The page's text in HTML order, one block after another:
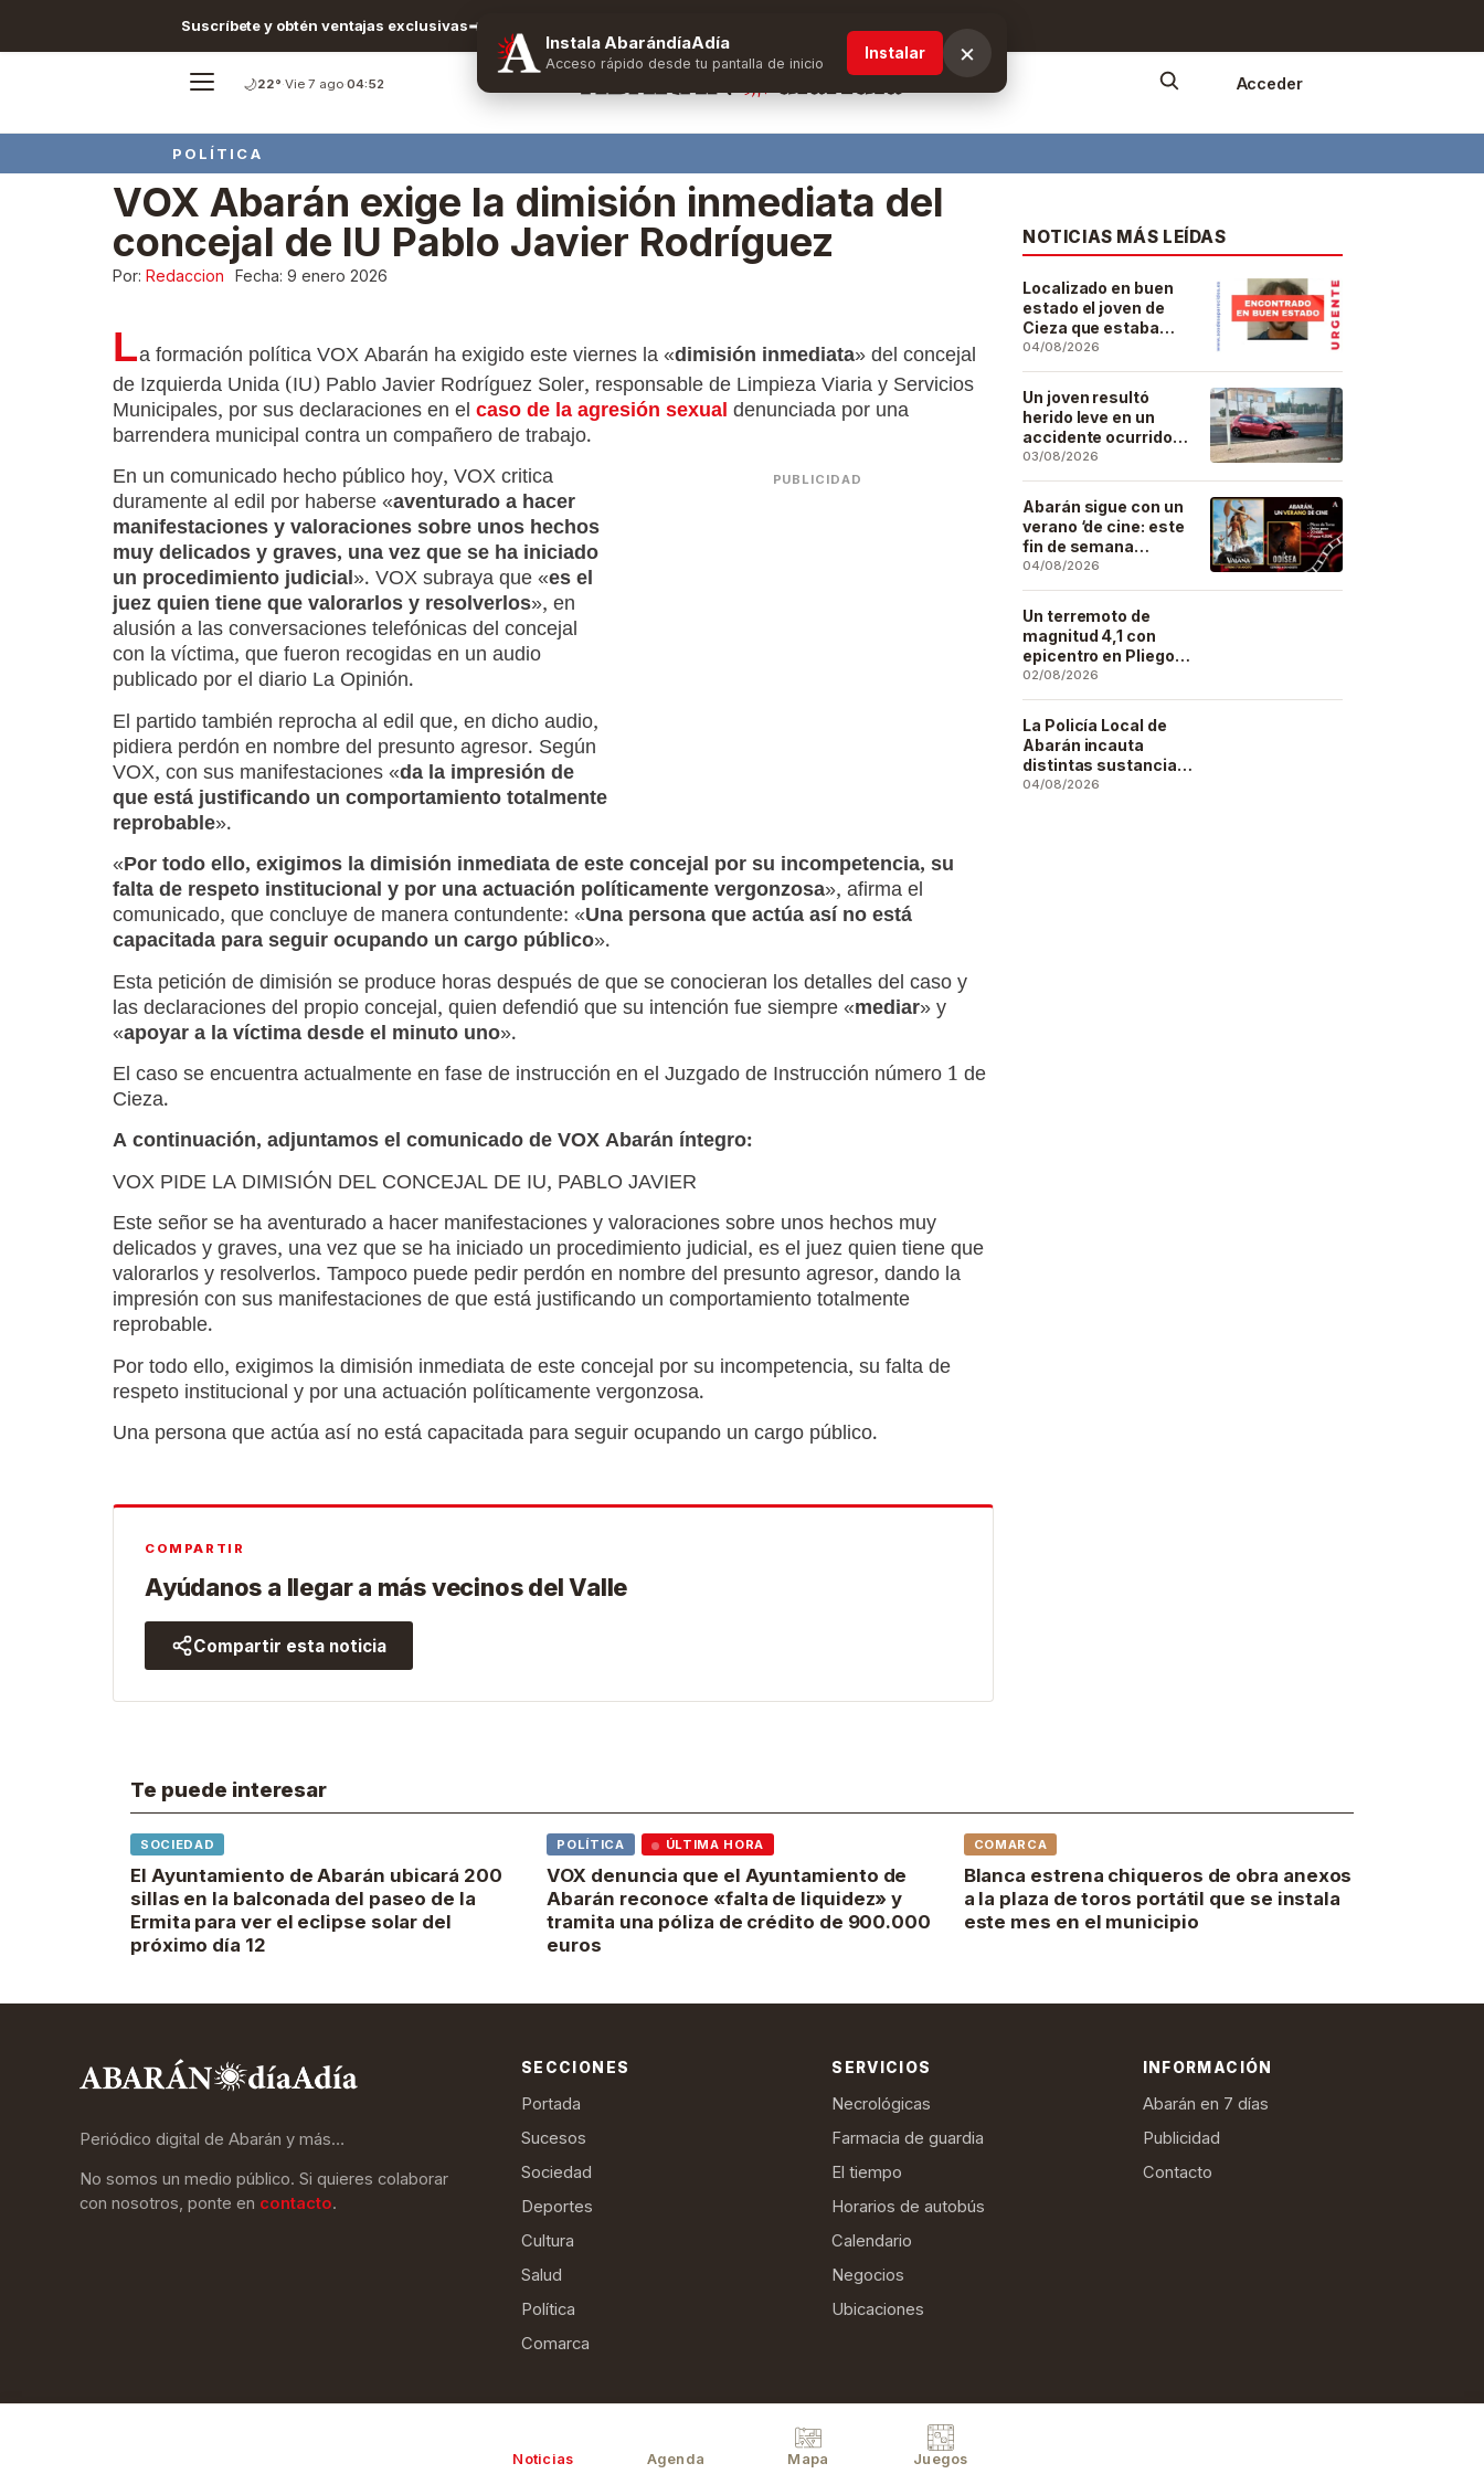
Suscríbete y obtén ventajas exclusivas
🌙22°·Vie 7 ago·04:52 Acceder
POLÍTICA
VOX Abarán exige la dimisión inmediata del
concejal de IU Pablo Javier Rodríguez
Por: Redaccion Fecha: 9 enero 2026
La formación política VOX Abarán ha exigido este viernes la «dimisión inmediata» del concejal
de Izquierda Unida (IU) Pablo Javier Rodríguez Soler, responsable de Limpieza Viaria y Servicios
Municipales, por sus declaraciones en el caso de la agresión sexual denunciada por una
barrendera municipal contra un compañero de trabajo.
PUBLICIDAD
En un comunicado hecho público hoy, VOX critica
duramente al edil por haberse «aventurado a hacer
manifestaciones y valoraciones sobre unos hechos
muy delicados y graves, una vez que se ha iniciado
un procedimiento judicial». VOX subraya que «es el
juez quien tiene que valorarlos y resolverlos», en
alusión a las conversaciones telefónicas del concejal
con la víctima, que fueron recogidas en un audio
publicado por el diario La Opinión.
El partido también reprocha al edil que, en dicho audio,
pidiera perdón en nombre del presunto agresor. Según
VOX, con sus manifestaciones «da la impresión de
que está justificando un comportamiento totalmente
reprobable».
«Por todo ello, exigimos la dimisión inmediata de este concejal por su incompetencia, su
falta de respeto institucional y por una actuación políticamente vergonzosa», afirma el
comunicado, que concluye de manera contundente: «Una persona que actúa así no está
capacitada para seguir ocupando un cargo público».
Esta petición de dimisión se produce horas después de que se conocieran los detalles del caso y
las declaraciones del propio concejal, quien defendió que su intención fue siempre «mediar» y
«apoyar a la víctima desde el minuto uno».
El caso se encuentra actualmente en fase de instrucción en el Juzgado de Instrucción número 1 de
Cieza.
A continuación, adjuntamos el comunicado de VOX Abarán íntegro:
VOX PIDE LA DIMISIÓN DEL CONCEJAL DE IU, PABLO JAVIER
Este señor se ha aventurado a hacer manifestaciones y valoraciones sobre unos hechos muy
delicados y graves, una vez que se ha iniciado un procedimiento judicial, es el juez quien tiene que
valorarlos y resolverlos. Tampoco puede pedir perdón en nombre del presunto agresor, dando la
impresión con sus manifestaciones de que está justificando un comportamiento totalmente
reprobable.
Por todo ello, exigimos la dimisión inmediata de este concejal por su incompetencia, su falta de
respeto institucional y por una actuación políticamente vergonzosa.
Una persona que actúa así no está capacitada para seguir ocupando un cargo público.
COMPARTIR
Ayúdanos a llegar a más vecinos del Valle
Compartir esta noticia
NOTICIAS MÁS LEÍDAS
Localizado en buen
estado el joven de
Cieza que estaba
desaparecido desde
el pasado 29 de julio
04/08/2026
Un joven resultó
herido leve en un
accidente ocurrido
este lunes en la
barriada de San José
Artesano
03/08/2026
Abarán sigue con un
verano ‘de cine: este
fin de semana
Vaiana… y después,
La Odisea
04/08/2026
Un terremoto de
magnitud 4,1 con
epicentro en Pliego
se deja sentir en
buena parte de la
región
02/08/2026
La Policía Local de
Abarán incauta
distintas sustancias
estupefacientes en
04/08/2026
Te puede interesar
SOCIEDAD
El Ayuntamiento de Abarán ubicará 200
sillas en la balconada del paseo de la
Ermita para ver el eclipse solar del
próximo día 12
POLÍTICA ÚLTIMA HORA
VOX denuncia que el Ayuntamiento de
Abarán reconoce «falta de liquidez» y
tramita una póliza de crédito de 900.000
euros
COMARCA
Blanca estrena chiqueros de obra anexos
a la plaza de toros portátil que se instala
este mes en el municipio
Periódico digital de Abarán y más…
No somos un medio público. Si quieres colaborar
con nosotros, ponte en contacto.
SECCIONES
Portada
Sucesos
Sociedad
Deportes
Cultura
Salud
Política
Comarca
SERVICIOS
Necrológicas
Farmacia de guardia
El tiempo
Horarios de autobús
Calendario
Negocios
Ubicaciones
INFORMACIÓN
Abarán en 7 días
Publicidad
Contacto
Aviso legal
Noticias Agenda Mapa Juegos
Instala AbarándíaAdía
Acceso rápido desde tu pantalla de inicio
Instalar ×